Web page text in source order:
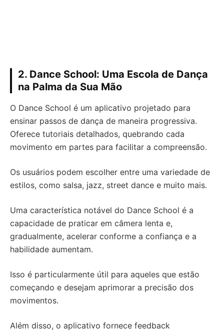
2. Dance School: Uma Escola de Dança
na Palma da Sua Mão
O Dance School é um aplicativo projetado para
ensinar passos de dança de maneira progressiva.
Oferece tutoriais detalhados, quebrando cada
movimento em partes para facilitar a compreensão.
Os usuários podem escolher entre uma variedade de
estilos, como salsa, jazz, street dance e muito mais.
Uma característica notável do Dance School é a
capacidade de praticar em câmera lenta e,
gradualmente, acelerar conforme a confiança e a
habilidade aumentam.
Isso é particularmente útil para aqueles que estão
começando e desejam aprimorar a precisão dos
movimentos.
Além disso, o aplicativo fornece feedback